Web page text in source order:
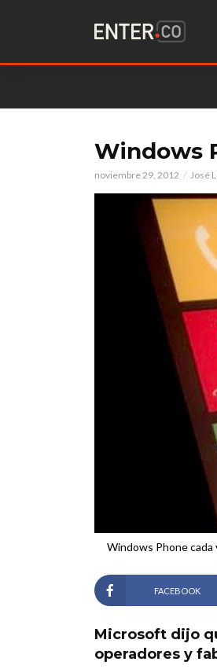
Windows
noviembre 29, 2012 José
Windows Phone cada
FACEBOOK
Microsoft dijo
operadores y